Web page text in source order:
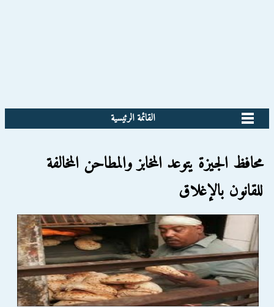
القائمة الرئيسية
محافظ الجيزة يتوعد المخابز والمطاحن المخالفة
للقانون بالإغلاق